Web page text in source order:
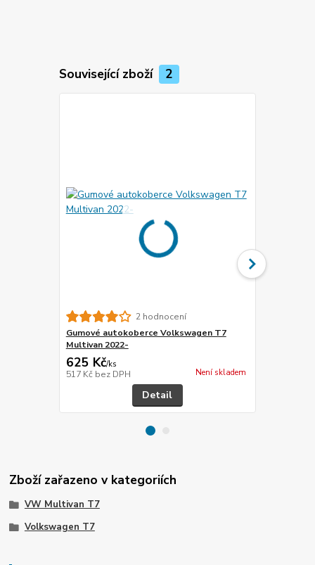
Související zboží 2
2 hodnocení
Gumové autokoberce Volkswagen T7
Multivan 2022-
625 Kč/ks
517 Kč bez DPH Není skladem
Detail
Zboží zařazeno v kategoriích
VW Multivan T7
Volkswagen T7